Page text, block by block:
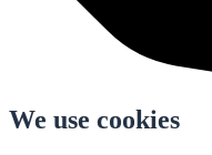
We use cookies